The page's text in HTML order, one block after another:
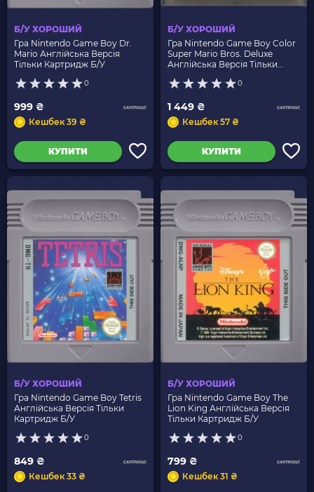
Б/У ХОРОШИЙ
Гра Nintendo Game Boy Dr.
Mario Англійська Версія
Тільки Картридж Б/У
0
999 ₴
Кешбек 39 ₴
КУПИТИ
Б/У ХОРОШИЙ
Гра Nintendo Game Boy Color
Super Mario Bros. Deluxe
Англійська Версія Тільки
0
1 449 ₴
Кешбек 57 ₴
КУПИТИ
Б/У ХОРОШИЙ
Гра Nintendo Game Boy Tetris
Англійська Версія Тільки
Картридж Б/У
0
849 ₴
Кешбек 33 ₴
Б/У ХОРОШИЙ
Гра Nintendo Game Boy The
Lion King Англійська Версія
Тільки Картридж Б/У
0
799 ₴
Кешбек 31 ₴